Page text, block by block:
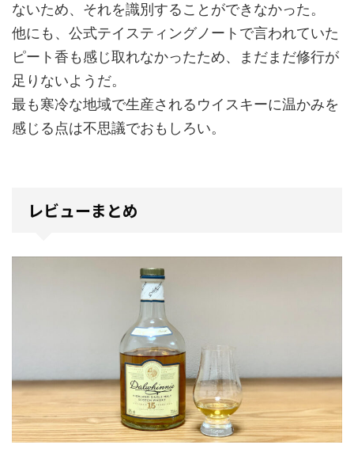
ないため、それを識別することができなかった。
他にも、公式テイスティングノートで言われていた
ピート香も感じ取れなかったため、まだまだ修行が
足りないようだ。
最も寒冷な地域で生産されるウイスキーに温かみを
感じる点は不思議でおもしろい。
レビューまとめ